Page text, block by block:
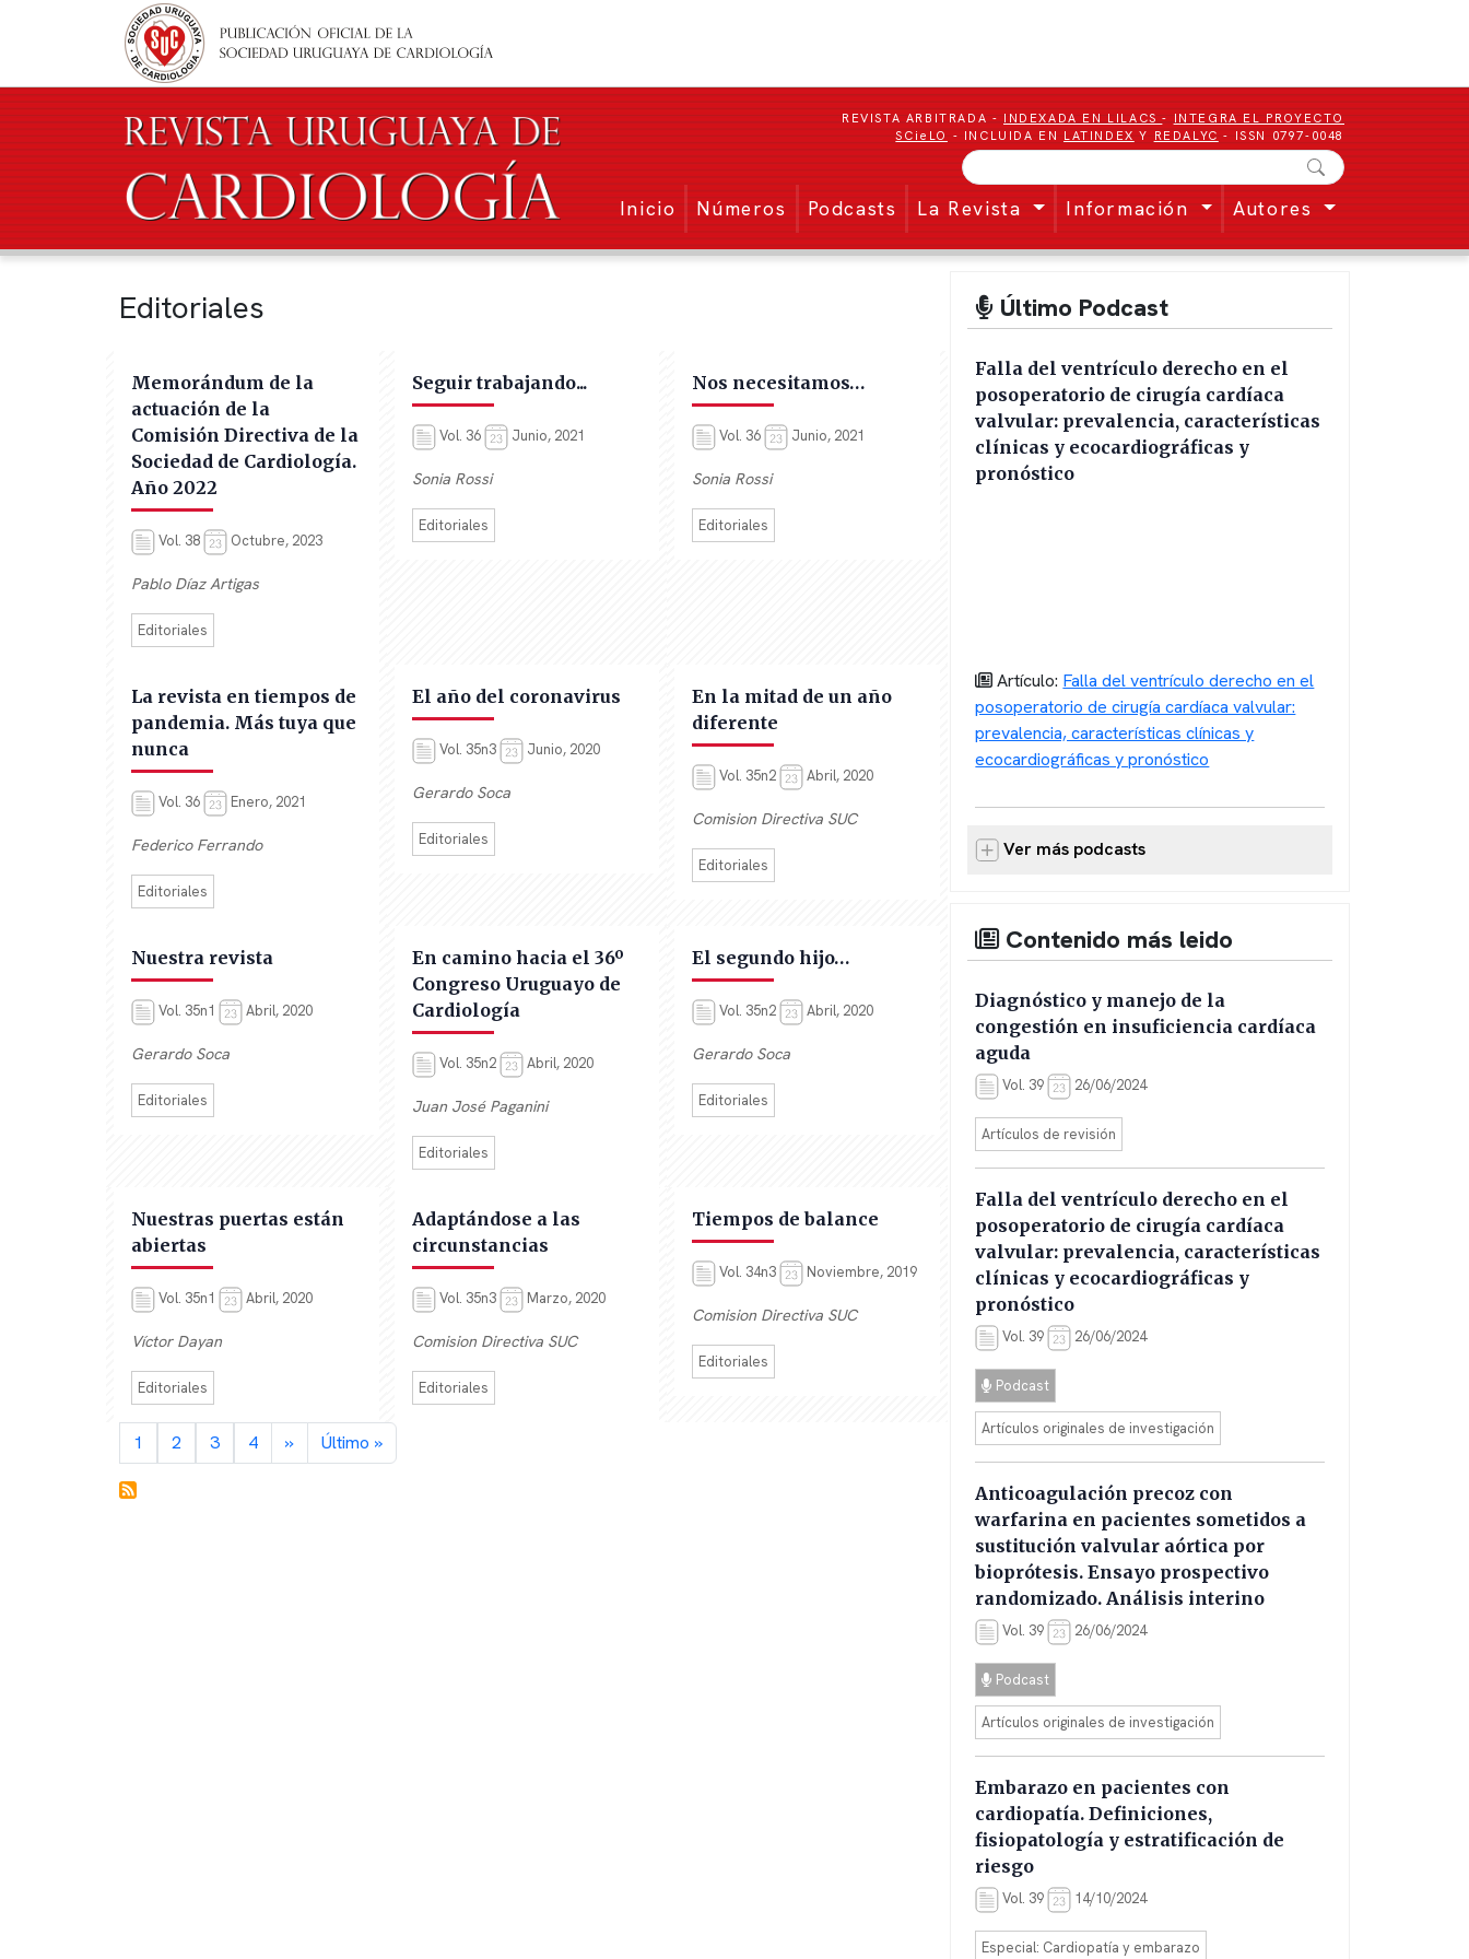
Pasar al contenido principal Menu secundario
Inicio Números Podcasts La Revista Información Autores
REVISTA ARBITRADA -INDEXADA EN LILACS-INTEGRA EL PROYECTO
SCieLO - INCLUIDA EN LATINDEX Y REDALYC - ISSN 0797-0048
Editoriales
Memorándum de la
actuación de la
Comisión Directiva de la
Sociedad de Cardiología.
Año 2022
Vol. 38 Octubre, 2023
Pablo Díaz Artigas
Editoriales
Seguir trabajando...
Vol. 36 Junio, 2021
Sonia Rossi
Editoriales
Nos necesitamos…
Vol. 36 Junio, 2021
Sonia Rossi
Editoriales
La revista en tiempos de
pandemia. Más tuya que
nunca
Vol. 36 Enero, 2021
Federico Ferrando
Editoriales
El año del coronavirus
Vol. 35n3 Junio, 2020
Gerardo Soca
Editoriales
En la mitad de un año
diferente
Vol. 35n2 Abril, 2020
Comision Directiva SUC
Editoriales
Nuestra revista
Vol. 35n1 Abril, 2020
Gerardo Soca
Editoriales
En camino hacia el 36º
Congreso Uruguayo de
Cardiología
Vol. 35n2 Abril, 2020
Juan José Paganini
Editoriales
El segundo hijo…
Vol. 35n2 Abril, 2020
Gerardo Soca
Editoriales
Nuestras puertas están
abiertas
Vol. 35n1 Abril, 2020
Víctor Dayan
Editoriales
Adaptándose a las
circunstancias
Vol. 35n3 Marzo, 2020
Comision Directiva SUC
Editoriales
Tiempos de balance
Vol. 34n3 Noviembre, 2019
Comision Directiva SUC
Editoriales
Paginación
Página actual
1 Página
2 Página
3 Página
4 Siguiente página
›› Última página
Último »
Último Podcast
Falla del ventrículo derecho en el
posoperatorio de cirugía cardíaca
valvular: prevalencia, características
clínicas y ecocardiográficas y
pronóstico
Artículo: Falla del ventrículo derecho en el
posoperatorio de cirugía cardíaca valvular:
prevalencia, características clínicas y
ecocardiográficas y pronóstico
Ver más podcasts
Contenido más leido
Diagnóstico y manejo de la
congestión en insuficiencia cardíaca
aguda
Vol. 39 26/06/2024
Artículos de revisión
Falla del ventrículo derecho en el
posoperatorio de cirugía cardíaca
valvular: prevalencia, características
clínicas y ecocardiográficas y
pronóstico
Vol. 39 26/06/2024
Podcast
Artículos originales de investigación
Anticoagulación precoz con
warfarina en pacientes sometidos a
sustitución valvular aórtica por
bioprótesis. Ensayo prospectivo
randomizado. Análisis interino
Vol. 39 26/06/2024
Podcast
Artículos originales de investigación
Embarazo en pacientes con
cardiopatía. Definiciones,
fisiopatología y estratificación de
riesgo
Vol. 39 14/10/2024
Especial: Cardiopatía y embarazo